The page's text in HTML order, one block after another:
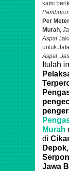
kami
Per Meter
Murah
Aspal
untuk
Aspal
Itulah
Murah
di
Jawa